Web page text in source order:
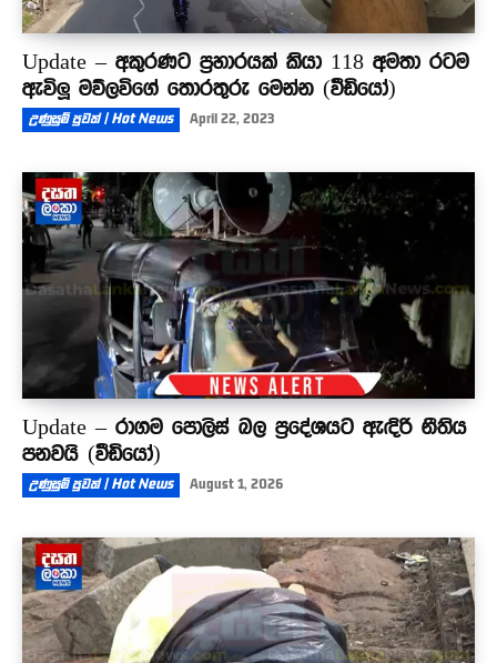
Update – අකුරණට ප්‍රහාරයක් කියා 118 අමතා රටම
ඇවිලූ මව්ලවිගේ තොරතුරු මෙන්න (වීඩියෝ)
උණුසුම් පුවත් | Hot News April 22, 2023
Update – රාගම පොලිස් බල ප්‍රදේශයට ඇඳිරි නීතිය
පනවයි (වීඩියෝ)
උණුසුම් පුවත් | Hot News August 1, 2026